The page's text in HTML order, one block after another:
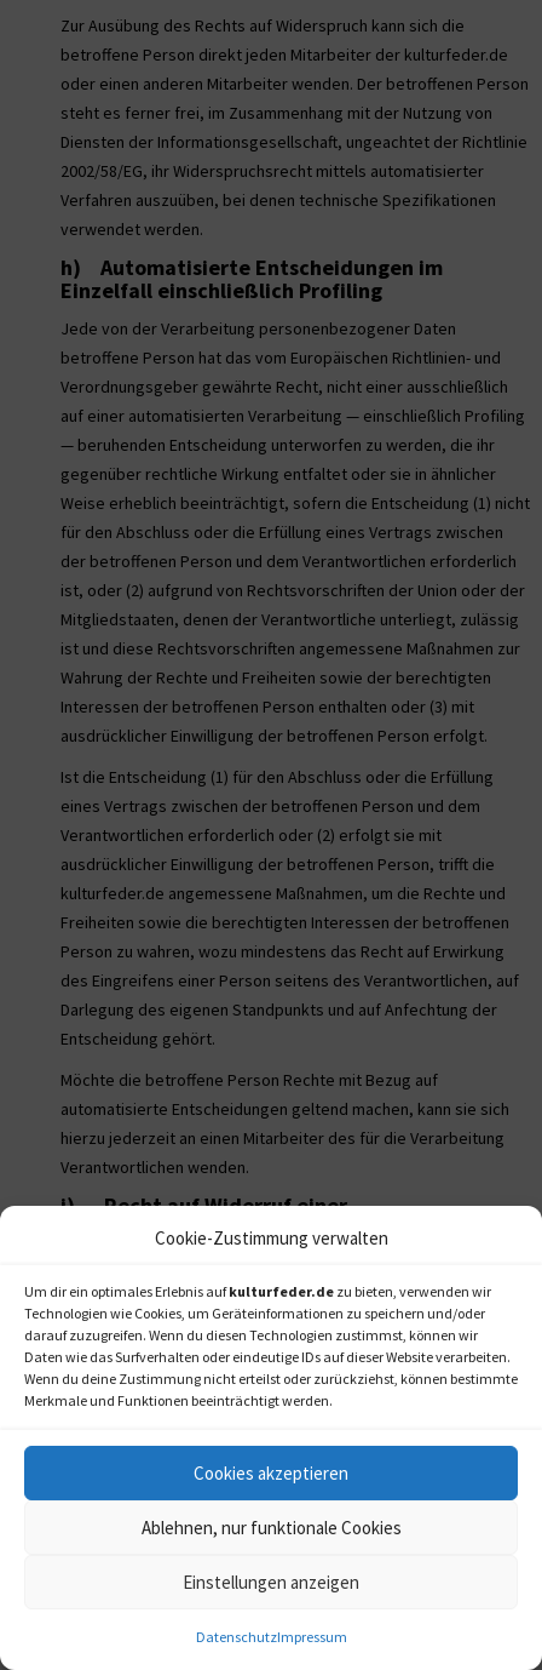
Cookie-Zustimmung verwalten
Um dir ein optimales Erlebnis aufkulturfeder.de zu bieten, verwenden wir
Technologien wie Cookies, um Geräteinformationen zu speichern und/oder
darauf zuzugreifen. Wenn du diesen Technologien zustimmst, können wir
Daten wie das Surfverhalten oder eindeutige IDs auf dieser Website verarbeiten.
Wenn du deine Zustimmung nicht erteilst oder zurückziehst, können bestimmte
Merkmale und Funktionen beeinträchtigt werden.
Cookies akzeptieren
Ablehnen, nur funktionale Cookies
Einstellungen anzeigen
DatenschutzImpressum
Zur Ausübung des Rechts auf Widerspruch kann sich die
betroffene Person direkt jeden Mitarbeiter der kulturfeder.de
oder einen anderen Mitarbeiter wenden. Der betroffenen Person
steht es ferner frei, im Zusammenhang mit der Nutzung von
Diensten der Informationsgesellschaft, ungeachtet der Richtlinie
2002/58/EG, ihr Widerspruchsrecht mittels automatisierter
Verfahren auszuüben, bei denen technische Spezifikationen
verwendet werden.
h) Automatisierte Entscheidungen im
Einzelfall einschließlich Profiling
Jede von der Verarbeitung personenbezogener Daten
betroffene Person hat das vom Europäischen Richtlinien- und
Verordnungsgeber gewährte Recht, nicht einer ausschließlich
auf einer automatisierten Verarbeitung — einschließlich Profiling
— beruhenden Entscheidung unterworfen zu werden, die ihr
gegenüber rechtliche Wirkung entfaltet oder sie in ähnlicher
Weise erheblich beeinträchtigt, sofern die Entscheidung (1) nicht
für den Abschluss oder die Erfüllung eines Vertrags zwischen
der betroffenen Person und dem Verantwortlichen erforderlich
ist, oder (2) aufgrund von Rechtsvorschriften der Union oder der
Mitgliedstaaten, denen der Verantwortliche unterliegt, zulässig
ist und diese Rechtsvorschriften angemessene Maßnahmen zur
Wahrung der Rechte und Freiheiten sowie der berechtigten
Interessen der betroffenen Person enthalten oder (3) mit
ausdrücklicher Einwilligung der betroffenen Person erfolgt.
Ist die Entscheidung (1) für den Abschluss oder die Erfüllung
eines Vertrags zwischen der betroffenen Person und dem
Verantwortlichen erforderlich oder (2) erfolgt sie mit
ausdrücklicher Einwilligung der betroffenen Person, trifft die
kulturfeder.de angemessene Maßnahmen, um die Rechte und
Freiheiten sowie die berechtigten Interessen der betroffenen
Person zu wahren, wozu mindestens das Recht auf Erwirkung
des Eingreifens einer Person seitens des Verantwortlichen, auf
Darlegung des eigenen Standpunkts und auf Anfechtung der
Entscheidung gehört.
Möchte die betroffene Person Rechte mit Bezug auf
automatisierte Entscheidungen geltend machen, kann sie sich
hierzu jederzeit an einen Mitarbeiter des für die Verarbeitung
Verantwortlichen wenden.
i) Recht auf Widerruf einer
datenschutzrechtlichen Einwilligung
betroffene Person hat das vom Europäischen Richtlinien- und
Verordnungsgeber gewährte Recht, eine Einwilligung zur
Verarbeitung personenbezogener Daten jederzeit zu
widerrufen.
Einwilligung geltend machen, kann sie sich hierzu jederzeit an
einen Mitarbeiter des für die Verarbeitung Verantwortlichen
Verwendung von affilinet
Komponenten des Unternehmens affilinet integriert. Affilinet ist ein